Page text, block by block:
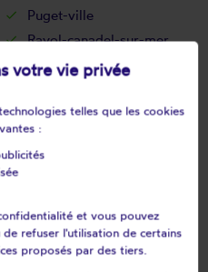
Puget-ville
Rayol-canadel-sur-mer
Rocbaron
Saint-Aygulf
Saint-mandrier-sur-mer
Saint-paul-en-forêt
Saint-tropez
Sainte-anastasie-sur-issole
Salernes
votre vie privée
telles que les cookies
:
et vous pouvez
refuser l'utilisation de certains
proposés par des tiers.